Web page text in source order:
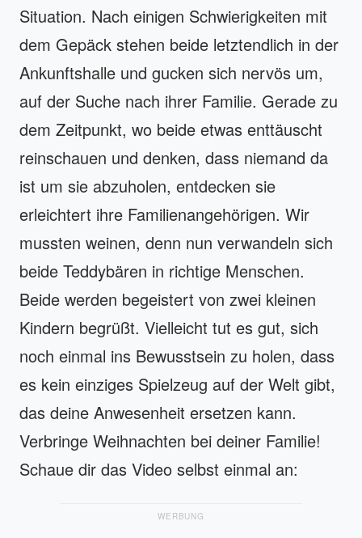
Situation. Nach einigen Schwierigkeiten mit
dem Gepäck stehen beide letztendlich in der
Ankunftshalle und gucken sich nervös um,
auf der Suche nach ihrer Familie. Gerade zu
dem Zeitpunkt, wo beide etwas enttäuscht
reinschauen und denken, dass niemand da
ist um sie abzuholen, entdecken sie
erleichtert ihre Familienangehörigen. Wir
mussten weinen, denn nun verwandeln sich
beide Teddybären in richtige Menschen.
Beide werden begeistert von zwei kleinen
Kindern begrüßt. Vielleicht tut es gut, sich
noch einmal ins Bewusstsein zu holen, dass
es kein einziges Spielzeug auf der Welt gibt,
das deine Anwesenheit ersetzen kann.
Verbringe Weihnachten bei deiner Familie!
Schaue dir das Video selbst einmal an:
WERBUNG